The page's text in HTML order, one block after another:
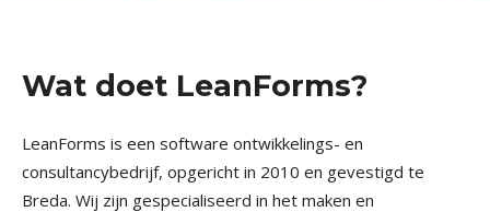
Wat doet LeanForms?
LeanForms is een software ontwikkelings- en
consultancybedrijf, opgericht in 2010 en gevestigd te
Breda. Wij zijn gespecialiseerd in het maken en